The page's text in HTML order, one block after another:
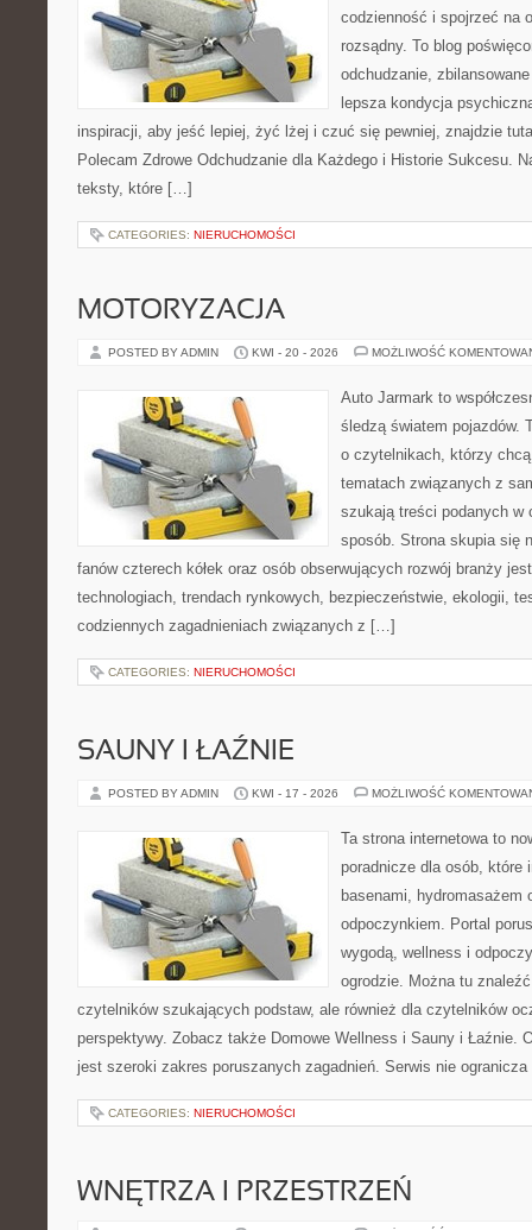
codzienność i spojrzeć na
rozsądny. To blog
odchudzanie,
lepsza kondycja
inspiracji, aby jeść lepiej, żyć lżej i czuć się pewniej, znajdzie
Polecam Zdrowe Odchudzanie dla Każdego i Historie Sukcesu.
teksty, które […]
CATEGORIES: NIERUCHOMOŚCI
MOTORYZACJA
POSTED BY ADMIN KWI - 20 - 2026 MOŻLIWOŚĆ
Auto Jarmark to
śledzą światem pojazdów.
o czytelnikach, którzy
tematach związanych z
szukają treści podanych w
sposób. Strona skupia się
fanów czterech kółek oraz osób obserwujących rozwój branży
technologiach, trendach rynkowych, bezpieczeństwie, ekologii,
codziennych zagadnieniach związanych z […]
CATEGORIES: NIERUCHOMOŚCI
SAUNY I ŁAŹNIE
POSTED BY ADMIN KWI - 17 - 2026 MOŻLIWOŚĆ
Ta strona internetowa to
poradnicze dla osób, które
basenami, hydromasażem
odpoczynkiem. Portal
wygodą, wellness i
ogrodzie. Można tu
czytelników szukających podstaw, ale również dla czytelników
perspektywy. Zobacz także Domowe Wellness i Sauny i Łaźnie.
jest szeroki zakres poruszanych zagadnień. Serwis nie
CATEGORIES: NIERUCHOMOŚCI
WNĘTRZA I PRZESTRZEŃ